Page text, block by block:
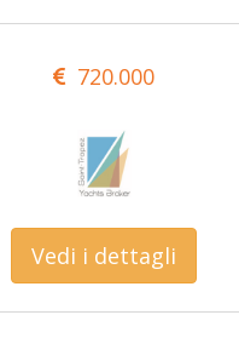
720.000
Vedi i dettagli